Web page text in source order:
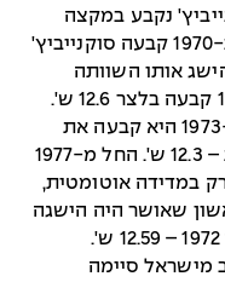
נקבע במקצה
המוקדם מספר 3 באותה התחרות). ב-1970 קבעה סוקנייביץ'
חודש קבעה בלצר 12.7, הישג אותו השוותה
סוקנייביץ' עוד באותה השנה וב-1971 קבעה בלצר 12.6 ש'.
ב-1972 קבעה אנלי ארהרדט 12.5 וב-1973 היא קבעה את
השיא האחרון שאושר במדידה ידנית – 12.3 ש'. החל מ-1977
במדידה אוטומטית,
שאושר היה הישגה
של ארהרדט בגמר האולימפי במינכן 1972 – 12.59 ש'.
שחמורוב מישראל סיימה